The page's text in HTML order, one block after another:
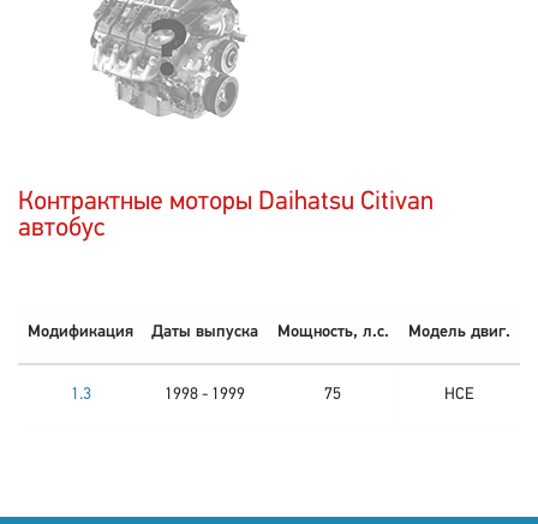
Контрактные моторы Daihatsu Citivan
автобус
Модификация Даты выпуска Мощность, л.с. Модель двиг.
1.3 1998 - 1999 75 HCE